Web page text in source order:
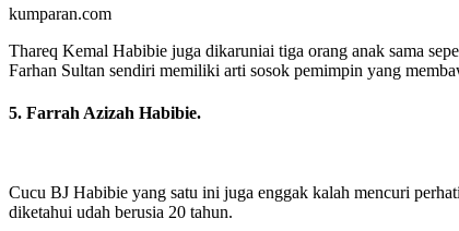
kumparan.com
Thareq Kemal Habibie juga dikaruniai tiga orang anak sama
Farhan Sultan sendiri memiliki arti sosok pemimpin yang
5. Farrah Azizah Habibie.
Cucu BJ Habibie yang satu ini juga enggak kalah mencuri
diketahui udah berusia 20 tahun.